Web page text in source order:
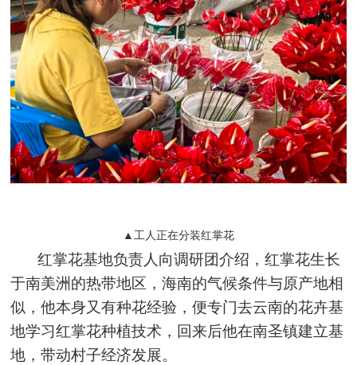
▲工人正在分装红掌花
红掌花基地负责人向调研团介绍，红掌花生长
于南美洲的热带地区，海南的气候条件与原产地相
似，他本身又有种花经验，便专门去云南的花卉基
地学习红掌花种植技术，回来后他在南圣镇建立基
地，带动村子经济发展。